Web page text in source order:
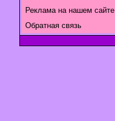
Реклама на нашем сайте
Обратная связь